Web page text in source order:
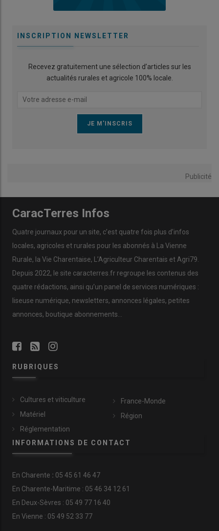
INSCRIPTION NEWSLETTER
Recevez gratuitement une sélection d’articles sur les
actualités rurales et agricole 100% locale.
Publicité
CaracTerres Infos
Quatre journaux pour un site, c’est quatre fois plus d’infos
locales, agricoles et rurales pour les abonnés à La Vienne
Rurale, la Vie Charentaise, L’Agriculteur Charentais et Agri79.
Depuis 2022, le site caracterres.fr regroupe les contenus des
quatre rédactions, ainsi qu’un panel de services numériques :
liseuse numérique, newsletters, annonces légales, petites
annonces, boutique abonnements…
RUBRIQUES
Cultures et viticulture
Matériel
Réglementation
France-Monde
Région
INFORMATIONS DE CONTACT
En Charente : 05 45 61 46 47
En Charente-Maritime : 05 46 34 12 61
En Deux-Sèvres : 05 49 77 16 40
En Vienne : 05 49 52 33 77